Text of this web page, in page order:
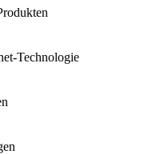
Technologie